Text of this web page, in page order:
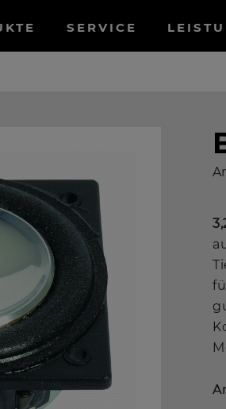
SERVICE